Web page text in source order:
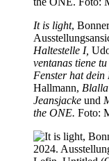
It is light,
Haltestelle I,
ventanas tiene
Fenster hat dein
Hallmann, Blalla
Jeansjacke und
the ONE. Foto: